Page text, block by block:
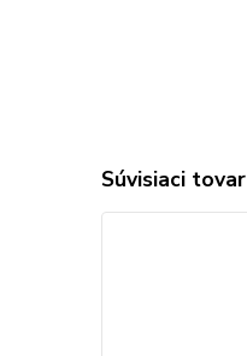
Súvisiaci tovar